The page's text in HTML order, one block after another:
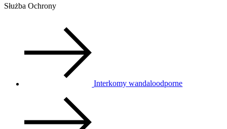
Służba Ochrony
Interkomy wandaloodporne